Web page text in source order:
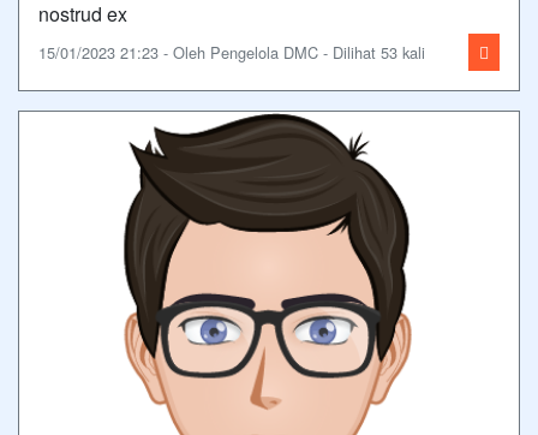
nostrud ex
15/01/2023 21:23 - Oleh Pengelola DMC - Dilihat 53 kali